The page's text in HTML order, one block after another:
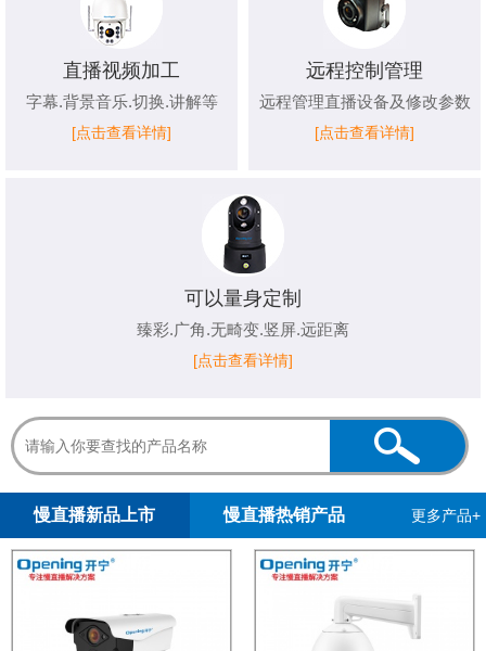
直播视频加工
字幕.背景音乐.切换.讲解等
[点击查看详情]
远程控制管理
远程管理直播设备及修改参数
[点击查看详情]
可以量身定制
臻彩.广角.无畸变.竖屏.远距离
[点击查看详情]
慢直播新品上市 慢直播热销产品 更多产品+